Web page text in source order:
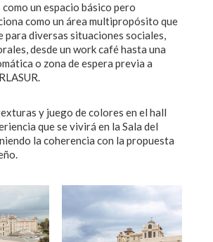
un espacio básico pero
como un área multipropósito que
para diversas situaciones sociales,
desde un work café hasta una
o zona de espera previa a
y juego de colores en el hall
que se vivirá en la Sala del
la coherencia con la propuesta